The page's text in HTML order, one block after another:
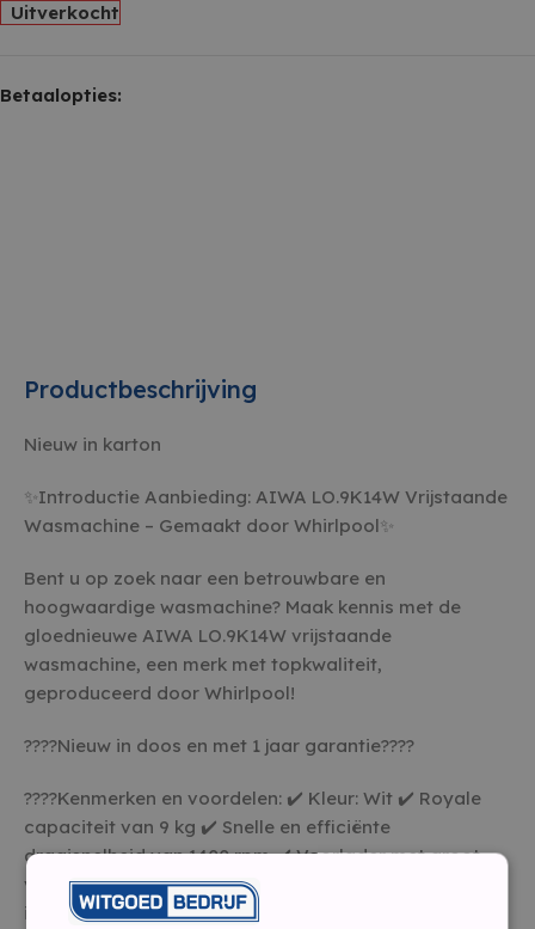
Uitverkocht
Betaalopties:
Productbeschrijving
Nieuw in karton
✨Introductie Aanbieding: AIWA LO.9K14W Vrijstaande
Wasmachine – Gemaakt door Whirlpool✨
Bent u op zoek naar een betrouwbare en
hoogwaardige wasmachine? Maak kennis met de
gloednieuwe AIWA LO.9K14W vrijstaande
wasmachine, een merk met topkwaliteit,
geproduceerd door Whirlpool!
????Nieuw in doos en met 1 jaar garantie????
????Kenmerken en voordelen: ✔️ Kleur: Wit ✔️ Royale
capaciteit van 9 kg ✔️ Snelle en efficiënte
draaisnelheid van 1400 rpm ✔️ Voorlader met groot
vulopening (34 cm en groter) ✔️ 14 wasprogramma’s,
inclusief trommelreinigingsprogramma ✔️